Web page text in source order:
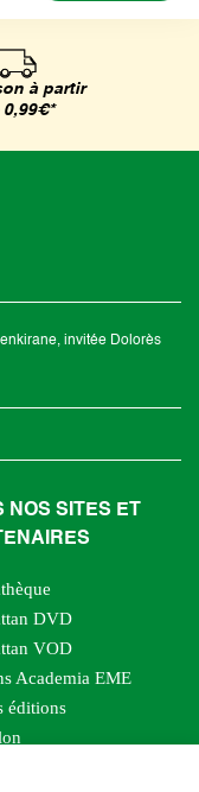
à partir
0,99€*
invitée Dolorès
NOS SITES ET
DVD
VOD
Academia EME
éditions